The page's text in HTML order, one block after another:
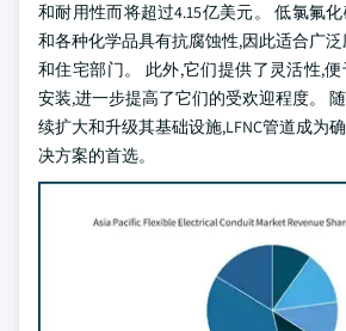
和耐用性而将超过4.15亿美元。 低氯氟
和各种化学品具有抗腐蚀性,因此适合广
和住宅部门。 此外,它们提供了灵活性,
安装,进一步提高了它们的受欢迎程度。
续扩大和升级其基础设施,LFNC管道成为
决方案的首选。